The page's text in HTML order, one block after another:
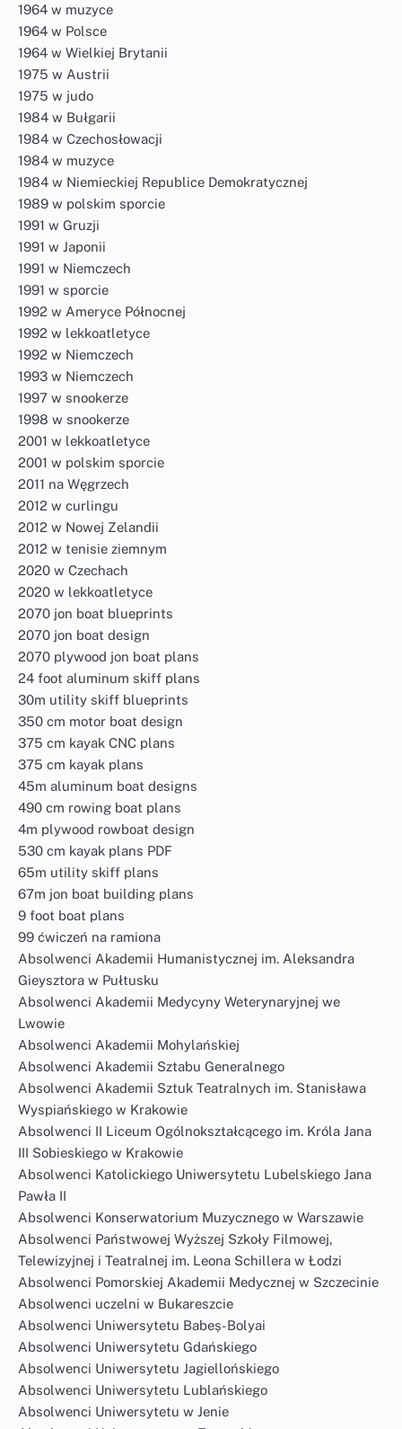
1964 w muzyce
1964 w Polsce
1964 w Wielkiej Brytanii
1975 w Austrii
1975 w judo
1984 w Bułgarii
1984 w Czechosłowacji
1984 w muzyce
1984 w Niemieckiej Republice Demokratycznej
1989 w polskim sporcie
1991 w Gruzji
1991 w Japonii
1991 w Niemczech
1991 w sporcie
1992 w Ameryce Północnej
1992 w lekkoatletyce
1992 w Niemczech
1993 w Niemczech
1997 w snookerze
1998 w snookerze
2001 w lekkoatletyce
2001 w polskim sporcie
2011 na Węgrzech
2012 w curlingu
2012 w Nowej Zelandii
2012 w tenisie ziemnym
2020 w Czechach
2020 w lekkoatletyce
2070 jon boat blueprints
2070 jon boat design
2070 plywood jon boat plans
24 foot aluminum skiff plans
30m utility skiff blueprints
350 cm motor boat design
375 cm kayak CNC plans
375 cm kayak plans
45m aluminum boat designs
490 cm rowing boat plans
4m plywood rowboat design
530 cm kayak plans PDF
65m utility skiff plans
67m jon boat building plans
9 foot boat plans
99 ćwiczeń na ramiona
Absolwenci Akademii Humanistycznej im. Aleksandra
Gieysztora w Pułtusku
Absolwenci Akademii Medycyny Weterynaryjnej we
Lwowie
Absolwenci Akademii Mohylańskiej
Absolwenci Akademii Sztabu Generalnego
Absolwenci Akademii Sztuk Teatralnych im. Stanisława
Wyspiańskiego w Krakowie
Absolwenci II Liceum Ogólnokształcącego im. Króla Jana
III Sobieskiego w Krakowie
Absolwenci Katolickiego Uniwersytetu Lubelskiego Jana
Pawła II
Absolwenci Konserwatorium Muzycznego w Warszawie
Absolwenci Państwowej Wyższej Szkoły Filmowej,
Telewizyjnej i Teatralnej im. Leona Schillera w Łodzi
Absolwenci Pomorskiej Akademii Medycznej w Szczecinie
Absolwenci uczelni w Bukareszcie
Absolwenci Uniwersytetu Babeș-Bolyai
Absolwenci Uniwersytetu Gdańskiego
Absolwenci Uniwersytetu Jagiellońskiego
Absolwenci Uniwersytetu Lublańskiego
Absolwenci Uniwersytetu w Jenie